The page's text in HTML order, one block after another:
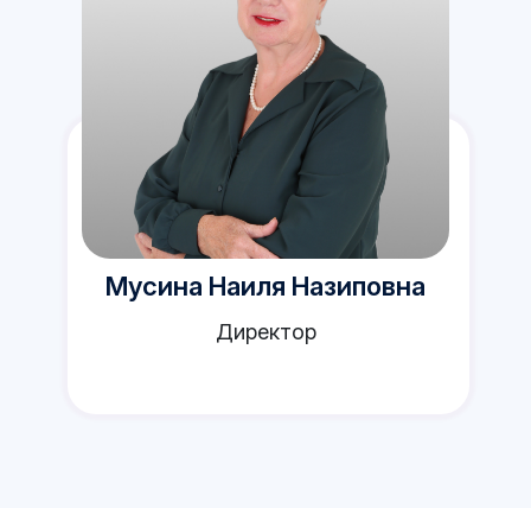
Мусина Наиля Назиповна
Директор